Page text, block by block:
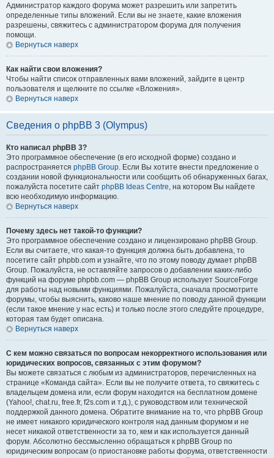
Администратор каждого форума может разрешить или запретить
определенные типы вложений. Если вы не знаете, какие вложения
разрешены, свяжитесь с администратором форума для получения
помощи.
Вернуться наверх
Как найти свои вложения?
Чтобы найти список отправленных вами вложений, зайдите в центр
пользователя и щелкните по ссылке «Вложения».
Вернуться наверх
Сведения о phpBB 3 (Olympus)
Кто написал phpBB 3?
Это программное обеспечение (в его исходной форме) создано и
распространяется phpBB Group. Если Вы хотите внести предложение о
создании новой функциональности или сообщить об обнаруженных багах,
пожалуйста посетите сайт phpBB Ideas Centre, на котором Вы найдете
всю необходимую информацию.
Вернуться наверх
Почему здесь нет такой-то функции?
Это программное обеспечение создано и лицензировано phpBB Group.
Если вы считаете, что какая-то функция должна быть добавлена, то
посетите сайт phpbb.com и узнайте, что по этому поводу думает phpBB
Group. Пожалуйста, не оставляйте запросов о добавлении каких-либо
функций на форуме phpbb.com — phpBB Group использует SourceForge
для работы над новыми функциями. Пожалуйста, сначала просмотрите
форумы, чтобы выяснить, каково наше мнение по поводу данной функции
(если такое мнение у нас есть) и только после этого следуйте процедуре,
которая там будет описана.
Вернуться наверх
С кем можно связаться по вопросам некорректного использования или
юридических вопросов, связанных с этим форумом?
Вы можете связаться с любым из администраторов, перечисленных на
странице «Команда сайта». Если вы не получите ответа, то свяжитесь с
владельцем домена или, если форум находится на бесплатном домене
(Yahoo!, chat.ru, free.fr, f2s.com и т.д.), с руководством или технической
поддержкой данного домена. Обратите внимание на то, что phpBB Group
не имеет никакого юридического контроля над данным форумом и не
несет никакой ответственности за то, кем и как используется данный
форум. Абсолютно бессмысленно обращаться к phpBB Group по
юридическим вопросам (о приостановке работы форума, ответственности